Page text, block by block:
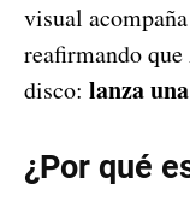
visual
reafirmando
disco: lanza
¿Por qué